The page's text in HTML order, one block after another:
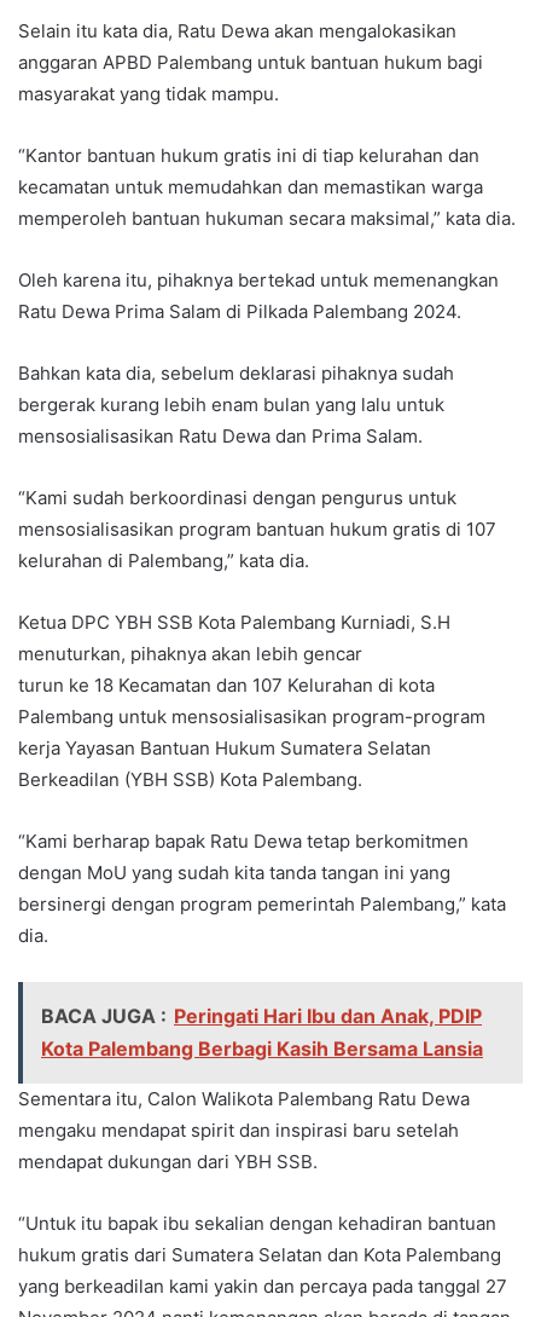
Selain itu kata dia, Ratu Dewa akan mengalokasikan
anggaran APBD Palembang untuk bantuan hukum bagi
masyarakat yang tidak mampu.
“Kantor bantuan hukum gratis ini di tiap kelurahan dan
kecamatan untuk memudahkan dan memastikan warga
memperoleh bantuan hukuman secara maksimal,” kata dia.
Oleh karena itu, pihaknya bertekad untuk memenangkan
Ratu Dewa Prima Salam di Pilkada Palembang 2024.
Bahkan kata dia, sebelum deklarasi pihaknya sudah
bergerak kurang lebih enam bulan yang lalu untuk
mensosialisasikan Ratu Dewa dan Prima Salam.
“Kami sudah berkoordinasi dengan pengurus untuk
mensosialisasikan program bantuan hukum gratis di 107
kelurahan di Palembang,” kata dia.
Ketua DPC YBH SSB Kota Palembang Kurniadi, S.H
menuturkan, pihaknya akan lebih gencar
turun ke 18 Kecamatan dan 107 Kelurahan di kota
Palembang untuk mensosialisasikan program-program
kerja Yayasan Bantuan Hukum Sumatera Selatan
Berkeadilan (YBH SSB) Kota Palembang.
“Kami berharap bapak Ratu Dewa tetap berkomitmen
dengan MoU yang sudah kita tanda tangan ini yang
bersinergi dengan program pemerintah Palembang,” kata
dia.
BACA JUGA : Peringati Hari Ibu dan Anak, PDIP
Kota Palembang Berbagi Kasih Bersama Lansia
Sementara itu, Calon Walikota Palembang Ratu Dewa
mengaku mendapat spirit dan inspirasi baru setelah
mendapat dukungan dari YBH SSB.
“Untuk itu bapak ibu sekalian dengan kehadiran bantuan
hukum gratis dari Sumatera Selatan dan Kota Palembang
yang berkeadilan kami yakin dan percaya pada tanggal 27